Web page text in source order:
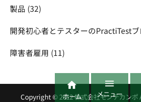
製品 (32)
開発初心者とテスターのPractiTest
障害者雇用 (11)
Copyright © 2012株式会社モンテカンポ

ホーム

メニュー